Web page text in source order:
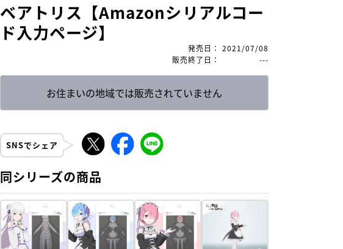
ベアトリス【Amazonシリアルコー
ド入力ページ】
発売日 ： 2021/07/08
販売終了日 ： ---
お住まいの地域では販売されていません
SNSでシェア
同シリーズの商品